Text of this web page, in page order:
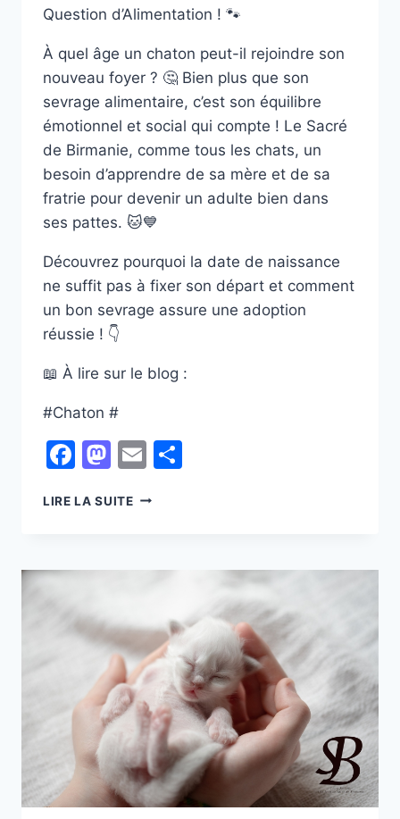
Question d’Alimentation ! 🐾
À quel âge un chaton peut-il rejoindre son
nouveau foyer ? 🤔 Bien plus que son
sevrage alimentaire, c’est son équilibre
émotionnel et social qui compte ! Le Sacré
de Birmanie, comme tous les chats, un
besoin d’apprendre de sa mère et de sa
fratrie pour devenir un adulte bien dans
ses pattes. 🐱💙
Découvrez pourquoi la date de naissance
ne suffit pas à fixer son départ et comment
un bon sevrage assure une adoption
réussie ! 👇
📖 À lire sur le blog :
#Chaton #
Facebook
Mastodon
Email
LIRE LA SUITELE
AVANT
SON
ADOPTION